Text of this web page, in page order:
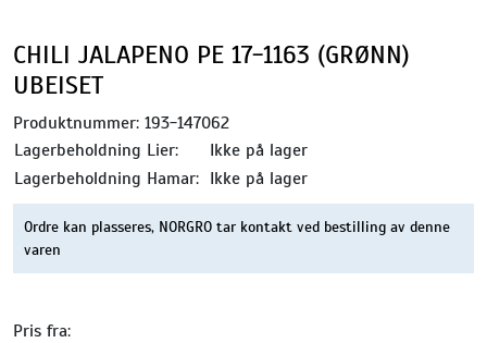
CHILI JALAPENO PE 17-1163 (GRØNN)
UBEISET
Produktnummer: 193-147062
Lagerbeholdning Lier:
Ikke på lager
Lagerbeholdning Hamar: Ikke på lager
Ordre kan plasseres, NORGRO tar kontakt ved bestilling av denne
varen
Pris fra:
Plantevern og nyttedyr
Blomster, potter og brett
Driftsmidler